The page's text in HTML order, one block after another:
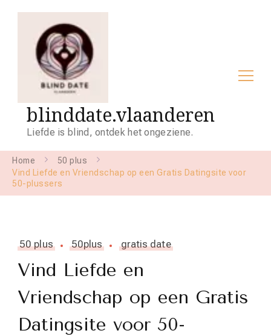
blinddate.vlaanderen
Liefde is blind, ontdek het ongeziene.
Home
50 plus
Vind Liefde en Vriendschap op een Gratis Datingsite voor
50-plussers
50 plus 50plus gratis date
Vind Liefde en
Vriendschap op een Gratis
Datingsite voor 50-